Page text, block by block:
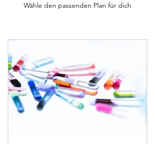
Wähle den passenden Plan für dich